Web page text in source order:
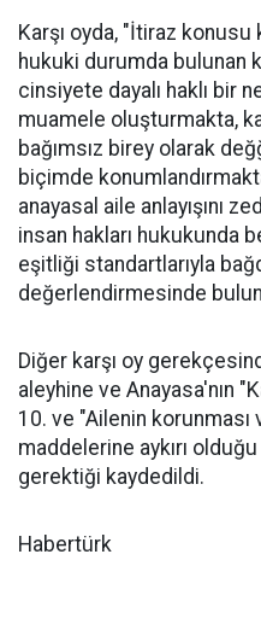
Karşı oyda, "İtiraz
hukuki durumda bulunan
cinsiyete dayalı haklı bir
muamele oluşturmakta,
bağımsız birey olarak
biçimde
anayasal aile anlayışını
insan hakları hukukunda
eşitliği standartlarıyla
değerlendirmesinde
Diğer karşı oy
aleyhine ve Anayasa'nın
10. ve "Ailenin korunması
maddelerine aykırı
gerektiği kaydedildi.
Habertürk